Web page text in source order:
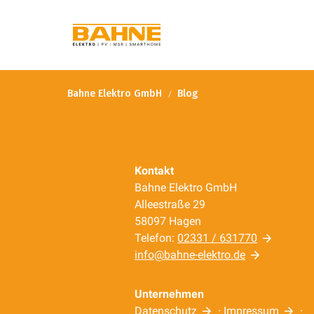
Bahne Elektro GmbH Blog
Kontakt
Bahne Elektro GmbH
Alleestraße 29
58097 Hagen
Telefon: 02331 / 631770
info@bahne-elektro.de
Unternehmen
Datenschutz
· Impressum
·